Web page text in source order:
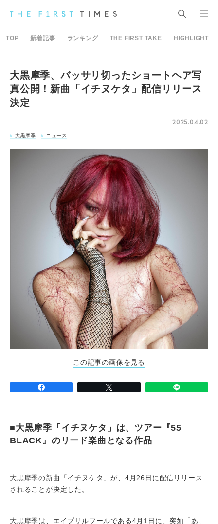
TOP 新着記事 ランキング THE FIRST TAKE HIGHLIGHT
大黒摩季、バッサリ切ったショートヘア写
真公開！新曲「イチヌケタ」配信リリース
決定
2025.04.02
大黒摩季 ニュース
この記事の画像を見る
■大黒摩季「イチヌケタ」は、ツアー『55
BLACK』のリード楽曲となる作品
大黒摩季の新曲「イチヌケタ」が、4月26日に配信リリース
されることが決定した。
大黒摩季は、エイプリルフールである4月1日に、突如「あ、